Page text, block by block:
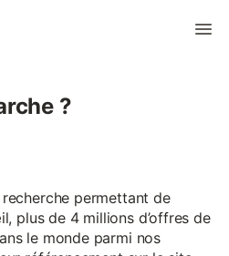
?
permettant de
plus de 4 millions d’offres de
le monde parmi nos